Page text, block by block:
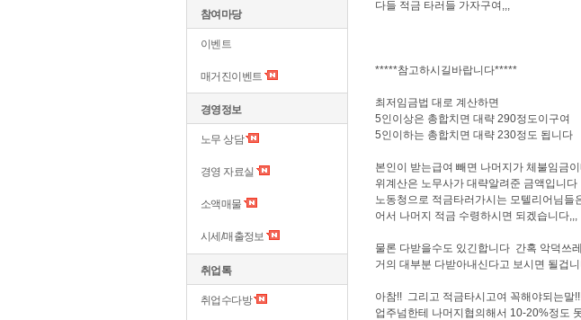
참여마당
이벤트
매거진이벤트
경영정보
노무 상담
경영 자료실
소액매물
시세/매출정보
취업톡
취업수다방
다들 적금 타러들 가자구여,,,
*****참고하시길바랍니다*****
최저임금법 대로 계산하면
5인이상은 총합치면 대략 290정도이구여
5인이하는 총합치면 대략 230정도 됩니다
본인이 받는급여 빼면 나머지가 체불임금
위계산은 노무사가 대략알려준 금액입니다
노동청으로 적금타러가시는 모텔리어님
어서 나머지 적금 수령하시면 되겠습니다,,,
물론 다받을수도 있긴합니다 간혹 악덕쓰
거의 대부분 다받아내신다고 보시면 될겁
아참!! 그리고 적금타시고여 꼭해야되는말
업주넘한테 나머지협의해서 10-20%정도